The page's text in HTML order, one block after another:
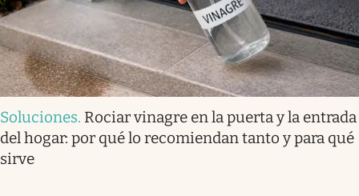
Soluciones. Rociar vinagre en la puerta y la entrada
del hogar: por qué lo recomiendan tanto y para qué
sirve